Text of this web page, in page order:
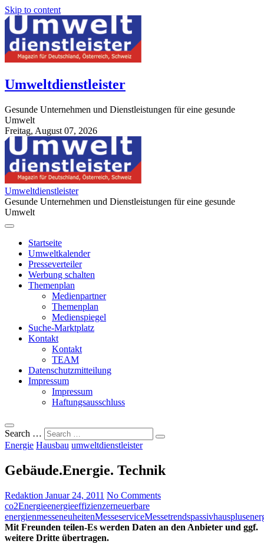
Skip to content
Umweltdienstleister
Gesunde Unternehmen und Dienstleistungen für eine gesunde
Umwelt
Freitag, August 07, 2026
StuttgartApotheke.com
Umweltdienstleister
Gesunde Unternehmen und Dienstleistungen für eine gesunde
Umwelt
Startseite
Umweltkalender
Presseverteiler
Werbung schalten
Themenplan
Medienpartner
Themenplan
Medienspiegel
Suche-Marktplatz
Kontakt
Kontakt
TEAM
Datenschutzmitteilung
Impressum
Impressum
Haftungsausschluss
Search …
Energie Hausbau umweltdienstleister
Gebäude.Energie. Technik
Redaktion Januar 24, 2011 No Comments
co2Energieenergieeffizienzerneuerbare
energienmesseneuheitenMesseserviceMessetrendspassivhaus
Mit Freunden teilen-Es werden Daten an den Anbieter und ggf.
weitere Dritte übertragen.